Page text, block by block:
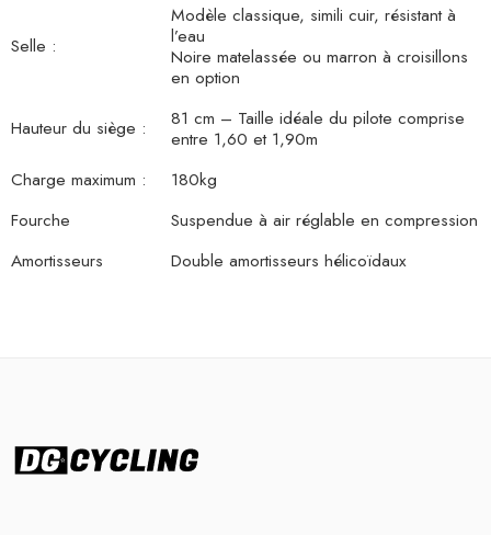
Selle :
Modèle classique, simili cuir, résistant à
l’eau
Noire matelassée ou marron à croisillons
en option
Hauteur du siège :
81 cm – Taille idéale du pilote comprise
entre 1,60 et 1,90m
Charge maximum :
180kg
Fourche
Suspendue à air réglable en compression
Amortisseurs
Double amortisseurs hélicoïdaux